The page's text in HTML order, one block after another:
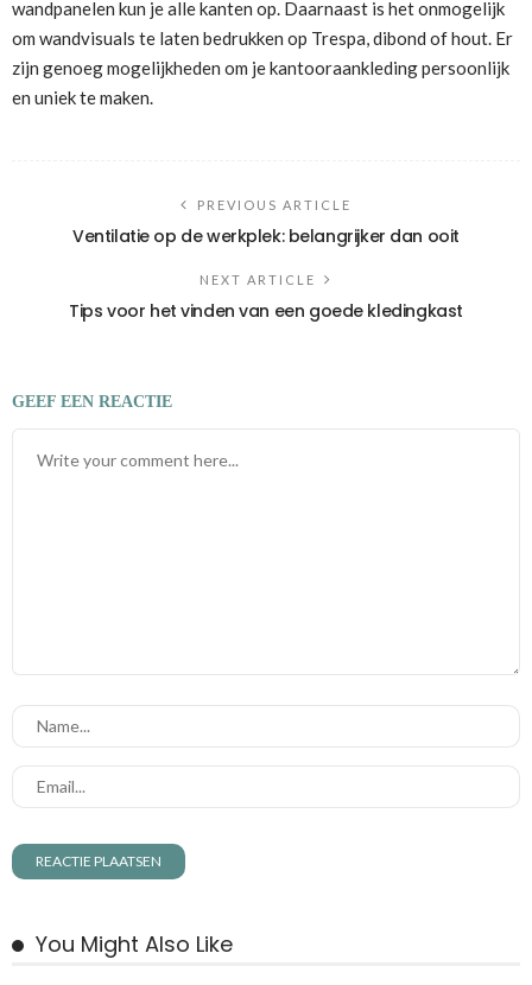
wandpanelen kun je alle kanten op. Daarnaast is het onmogelijk
om wandvisuals te laten bedrukken op Trespa, dibond of hout. Er
zijn genoeg mogelijkheden om je kantooraankleding persoonlijk
en uniek te maken.
PREVIOUS ARTICLE
Ventilatie op de werkplek: belangrijker dan ooit
NEXT ARTICLE
Tips voor het vinden van een goede kledingkast
GEEF EEN REACTIE
You Might Also Like